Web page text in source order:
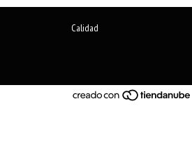
Calidad